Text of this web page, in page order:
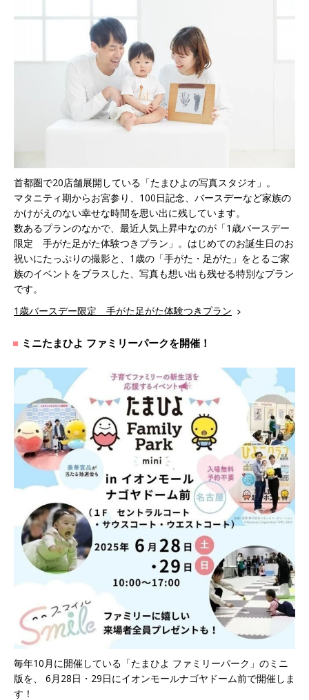
首都圏で20店舗展開している「たまひよの写真スタジオ」。
マタニティ期からお宮参り、100日記念、バースデーなど家族の
かけがえのない幸せな時間を思い出に残しています。
数あるプランのなかで、最近人気上昇中なのが「1歳バースデー
限定 手がた足がた体験つきプラン」。はじめてのお誕生日のお
祝いにたっぷりの撮影と、1歳の「手がた・足がた」をとるご家
族のイベントをプラスした、写真も想い出も残せる特別なプラン
です。
1歳バースデー限定 手がた足がた体験つきプラン
ミニたまひよ ファミリーパークを開催！
毎年10月に開催している「たまひよ ファミリーパーク」のミニ
版を、 6月28日・29日にイオンモールナゴヤドーム前で開催しま
す！